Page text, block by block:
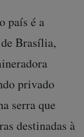
país é a
Brasília,
privado
serra que
destinadas à